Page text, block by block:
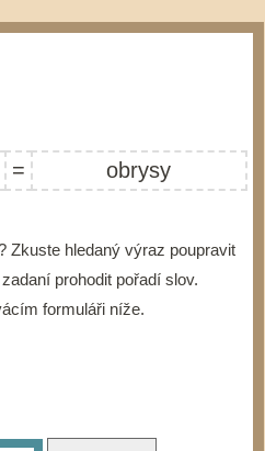
= obrysy
Zkuste hledaný výraz poupravit
prohodit pořadí slov.
formuláři níže.